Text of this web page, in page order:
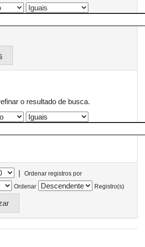
o resultado de busca.
|
Ordenar registros por
Ordenar
Registro(s)